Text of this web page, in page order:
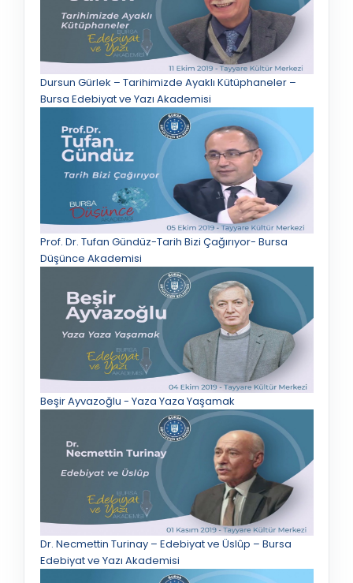
Dursun Gürlek – Tarihimizde Ayaklı Kütüphaneler –
Bursa Edebiyat ve Yazı Akademisi
Prof. Dr. Tufan Gündüz-Tarih Bizi Çağırıyor- Bursa
Düşünce Akademisi
Beşir Ayvazoğlu - Yaza Yaza Yaşamak
Dr. Necmettin Turinay – Edebiyat ve Üslûp – Bursa
Edebiyat ve Yazı Akademisi